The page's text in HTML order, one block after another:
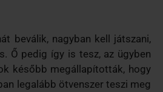
beválik, nagyban kell játszani,
Ő pedig így is tesz, az ügyben
később megállapították, hogy
legalább ötvenszer teszi meg